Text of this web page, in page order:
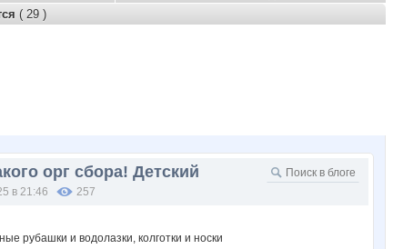
( 29 )
орг сбора! Детский
в 21:46 257